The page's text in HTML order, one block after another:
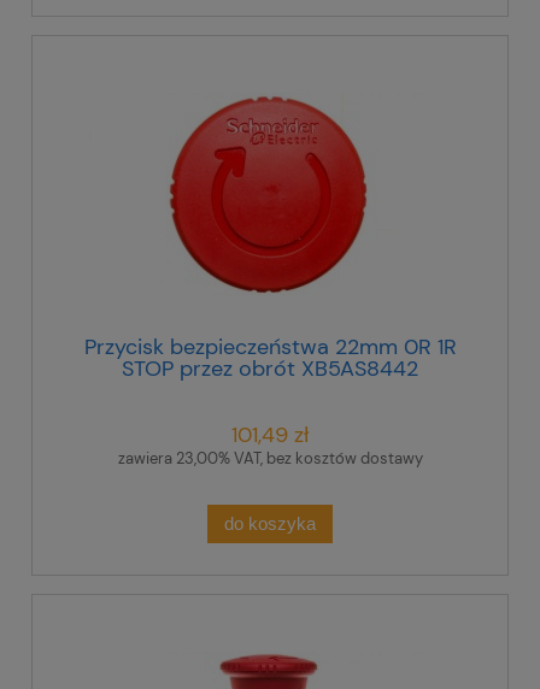
Przycisk bezpieczeństwa 22mm 0R 1R
STOP przez obrót XB5AS8442
101,49 zł
zawiera 23,00% VAT, bez kosztów dostawy
do koszyka